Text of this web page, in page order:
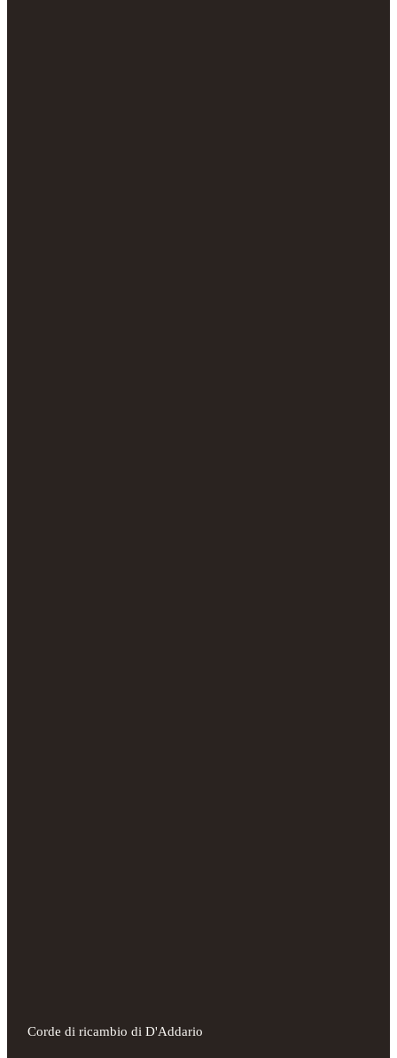
Corde di ricambio di D'Addario